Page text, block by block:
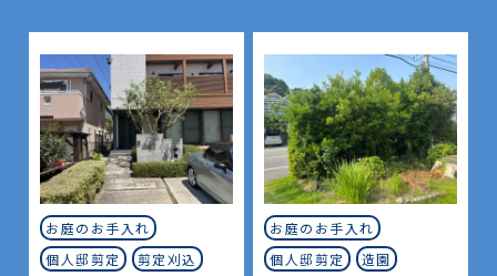
お庭のお手入れ
個人邸剪定
剪定刈込
お庭のお手入れ
個人邸剪定
造園